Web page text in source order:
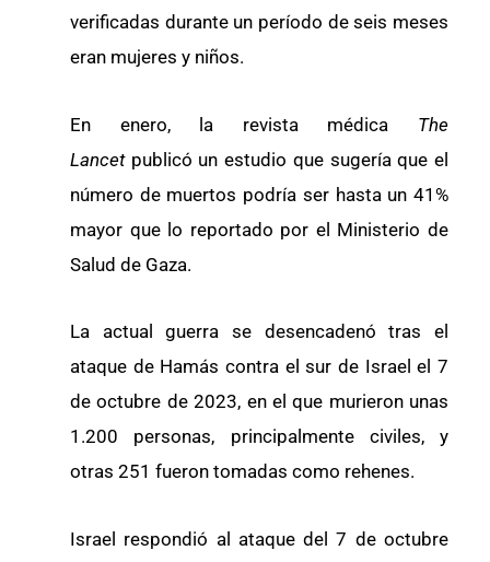
verificadas durante un período de seis meses
eran mujeres y niños.
En enero, la revista médica The
Lancet publicó un estudio que sugería que el
número de muertos podría ser hasta un 41%
mayor que lo reportado por el Ministerio de
Salud de Gaza.
La actual guerra se desencadenó tras el
ataque de Hamás contra el sur de Israel el 7
de octubre de 2023, en el que murieron unas
1.200 personas, principalmente civiles, y
otras 251 fueron tomadas como rehenes.
Israel respondió al ataque del 7 de octubre